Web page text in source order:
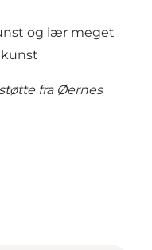
og lær meget
fra Øernes